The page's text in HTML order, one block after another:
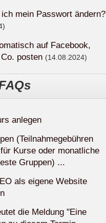
mein Passwort ändern?
auf Facebook,
posten (14.08.2024)
anlegen
(Teilnahmegebühren
Kurse oder monatliche
Gruppen) ...
als eigene Website
die Meldung "Eine